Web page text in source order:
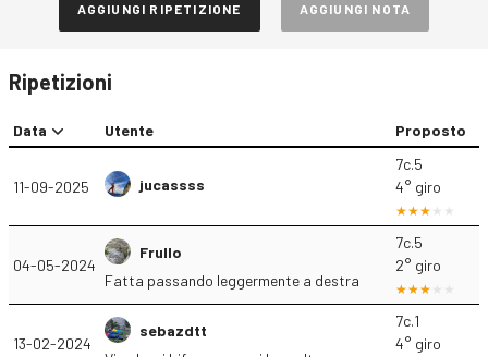
AGGIUNGI RIPETIZIONE AGGIUNGI NOTA
Ripetizioni
Data Utente Proposto
11-09-2025 jucassss
7c.5
4° giro
04-05-2024
Frullo
Fatta passando leggermente a destra
7c.5
2° giro
13-02-2024
sebazdtt
7c.1
4° giro